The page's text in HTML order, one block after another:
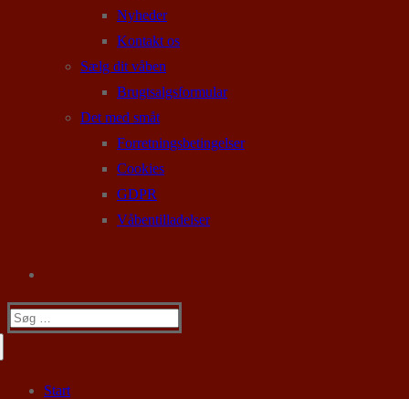
Nyheder
Kontakt os
Sælg dit våben
Brugtsalgsformular
Det med småt
Forretningsbetingelser
Cookies
GDPR
Våbentilladelser
Søg
Start